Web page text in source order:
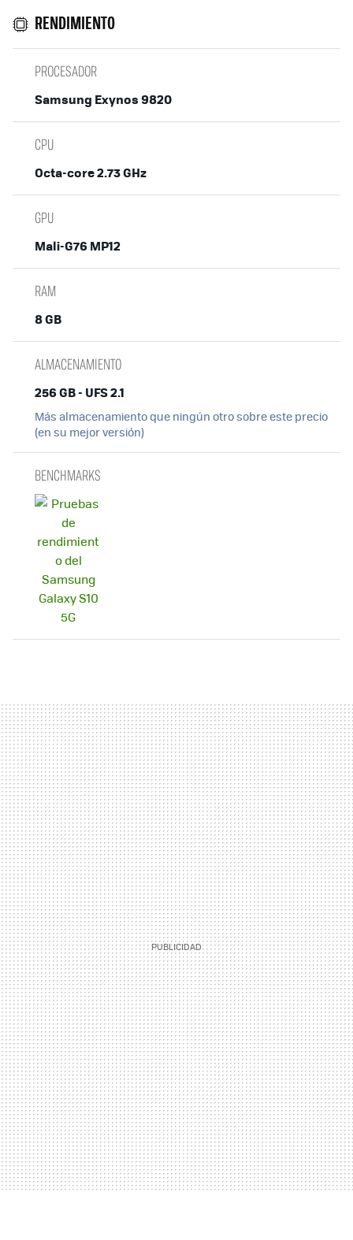
RENDIMIENTO
PROCESADOR
Samsung Exynos 9820
CPU
Octa-core 2.73 GHz
GPU
Mali-G76 MP12
RAM
8 GB
ALMACENAMIENTO
256 GB - UFS 2.1
Más almacenamiento que ningún otro sobre este precio
(en su mejor versión)
BENCHMARKS